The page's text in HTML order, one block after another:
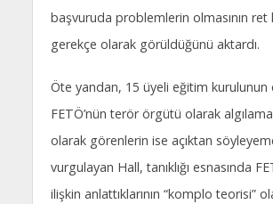
başvuruda problemlerin olmasının ret
gerekçe olarak görüldüğünü aktardı.
Öte yandan, 15 üyeli eğitim kurulunun
FETÖ’nün terör örgütü olarak
olarak görenlerin ise açıktan
vurgulayan Hall, tanıklığı esnasında
ilişkin anlattıklarının “komplo teorisi”